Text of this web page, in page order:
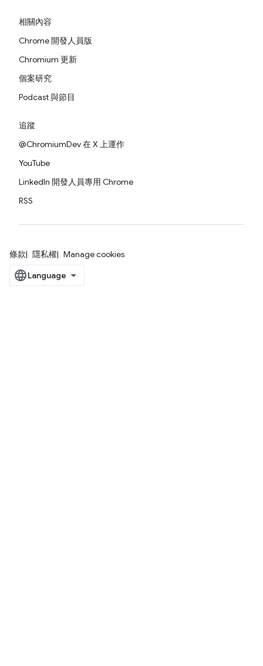
相關內容
Chrome 開發人員版
Chromium 更新
個案研究
Podcast 與節目
追蹤
@ChromiumDev 在 X 上運作
YouTube
LinkedIn 開發人員專用 Chrome
RSS
條款 隱私權 Manage cookies